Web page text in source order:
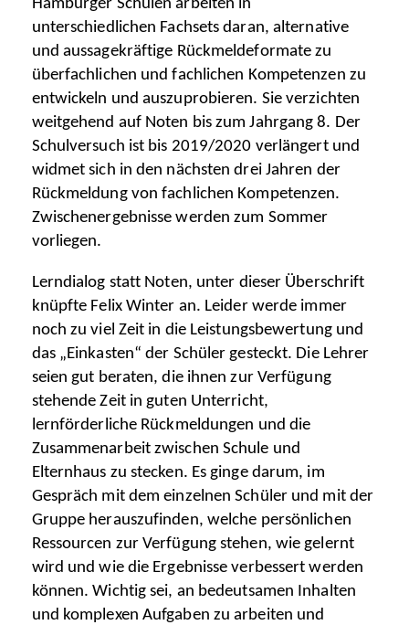
Hamburger Schulen arbeiten in
unterschiedlichen Fachsets daran, alternative
und aussagekräftige Rückmeldeformate zu
überfachlichen und fachlichen Kompetenzen zu
entwickeln und auszuprobieren. Sie verzichten
weitgehend auf Noten bis zum Jahrgang 8. Der
Schulversuch ist bis 2019/2020 verlängert und
widmet sich in den nächsten drei Jahren der
Rückmeldung von fachlichen Kompetenzen.
Zwischenergebnisse werden zum Sommer
vorliegen.
Lerndialog statt Noten, unter dieser Überschrift
knüpfte Felix Winter an. Leider werde immer
noch zu viel Zeit in die Leistungsbewertung und
das „Einkasten“ der Schüler gesteckt. Die Lehrer
seien gut beraten, die ihnen zur Verfügung
stehende Zeit in guten Unterricht,
lernförderliche Rückmeldungen und die
Zusammenarbeit zwischen Schule und
Elternhaus zu stecken. Es ginge darum, im
Gespräch mit dem einzelnen Schüler und mit der
Gruppe herauszufinden, welche persönlichen
Ressourcen zur Verfügung stehen, wie gelernt
wird und wie die Ergebnisse verbessert werden
können. Wichtig sei, an bedeutsamen Inhalten
und komplexen Aufgaben zu arbeiten und